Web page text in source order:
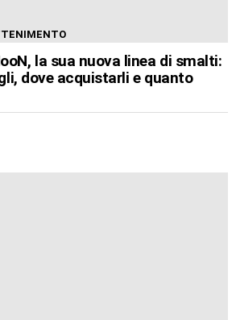
la sua nuova linea di smalti:
dove acquistarli e quanto